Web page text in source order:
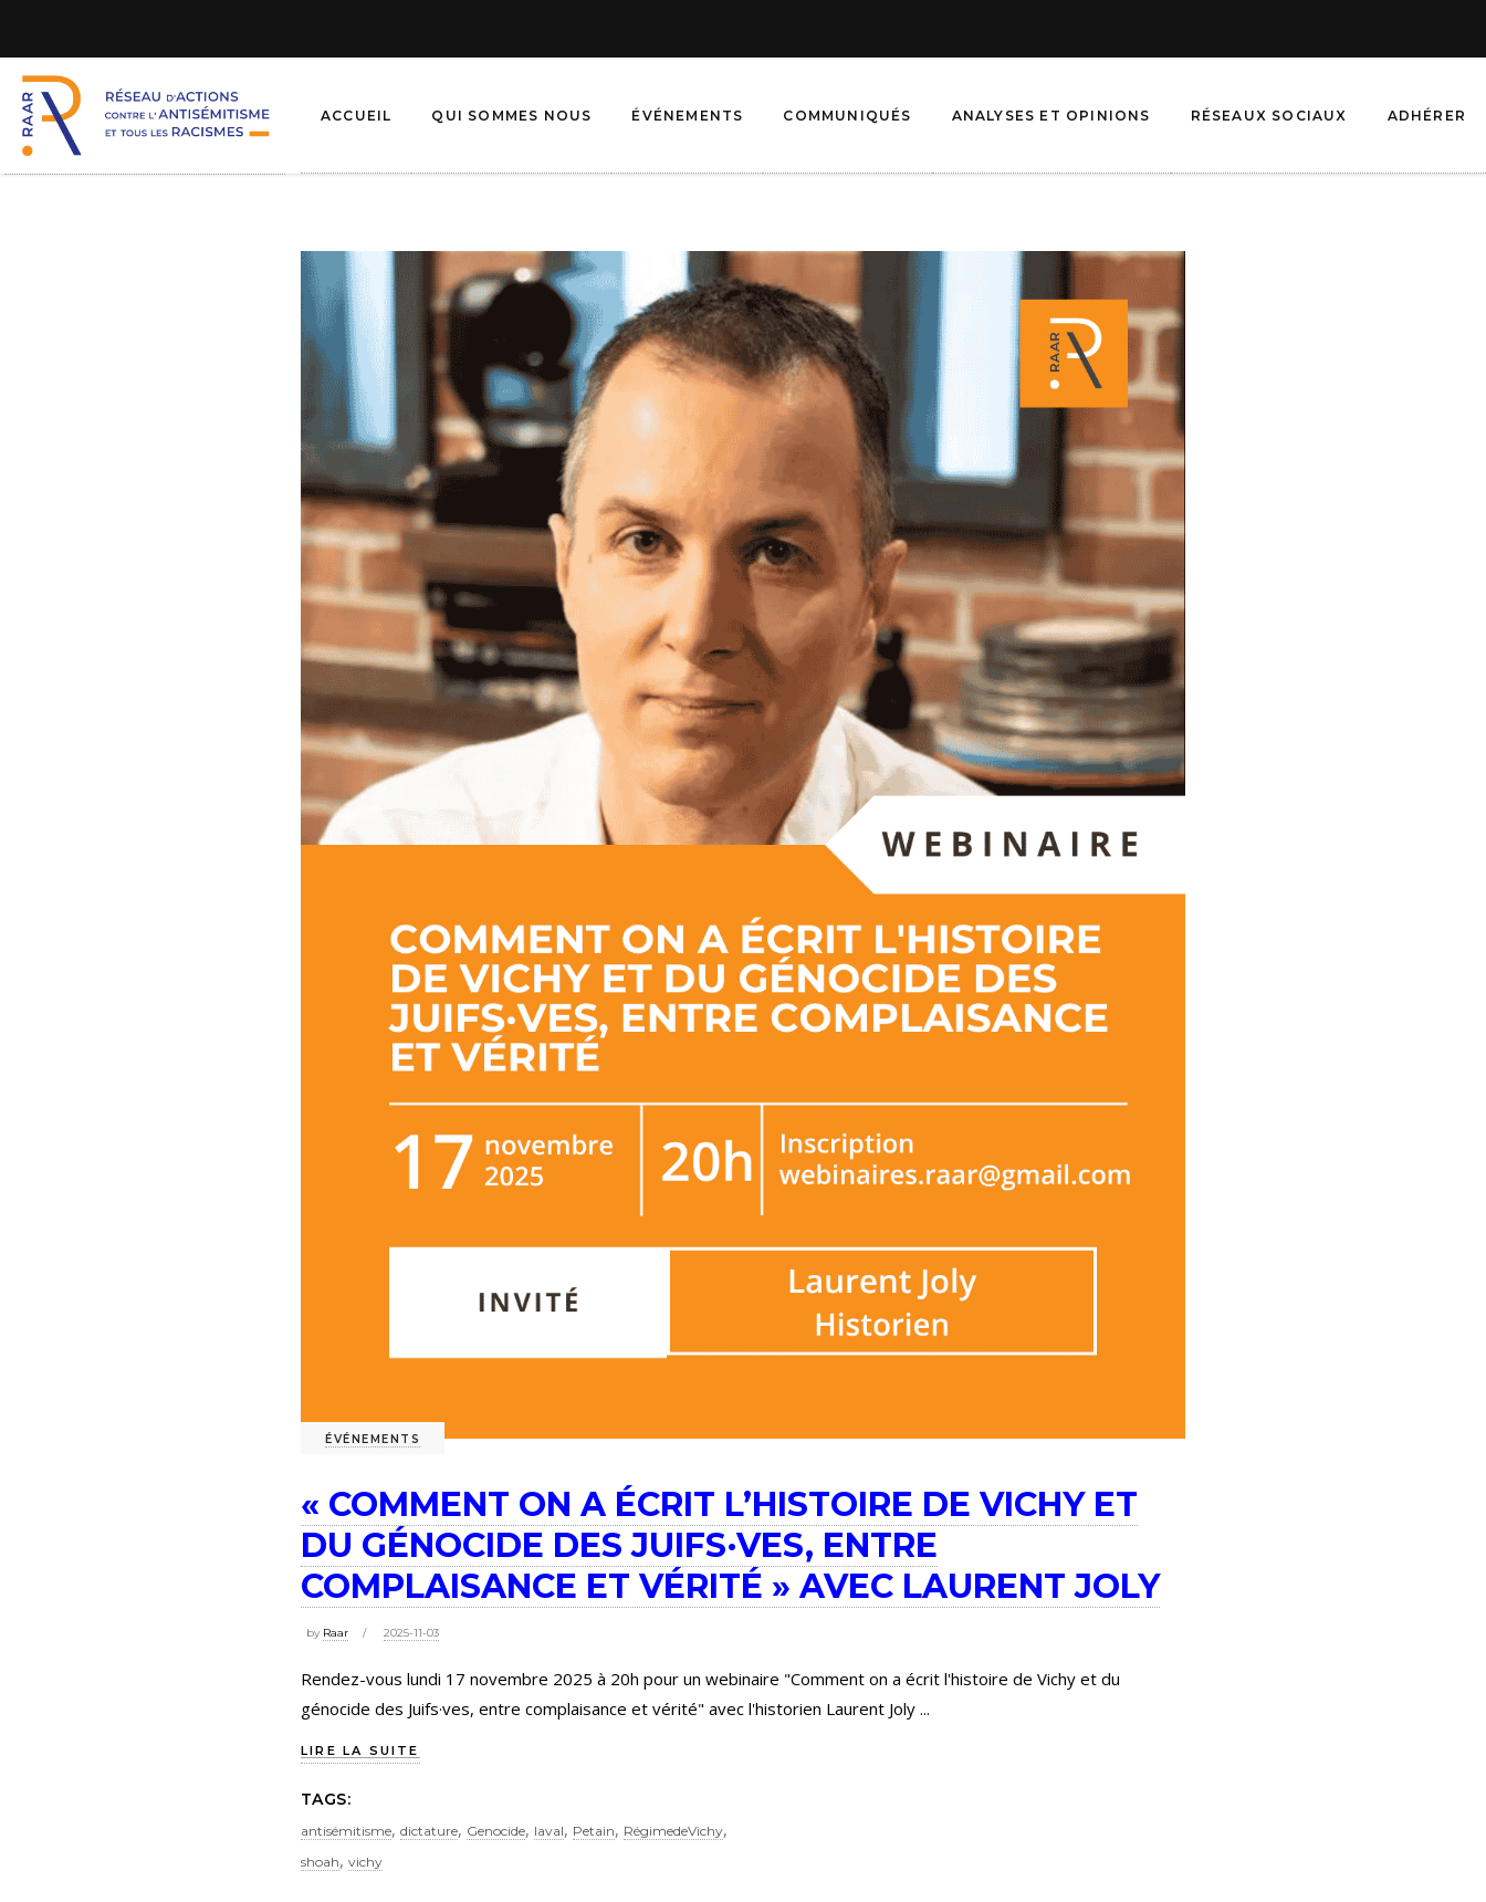
ACCUEIL QUI SOMMES NOUS ÉVÉNEMENTS COMMUNIQUÉS ANALYSES ET OPINIONS RÉSEAUX SOCIAUX ADHÉRER
ÉVÉNEMENTS
« COMMENT ON A ÉCRIT L’HISTOIRE DE VICHY ET
DU GÉNOCIDE DES JUIFS·VES, ENTRE
COMPLAISANCE ET VÉRITÉ » AVEC LAURENT JOLY
by Raar 2025-11-03
Rendez-vous lundi 17 novembre 2025 à 20h pour un webinaire "Comment on a écrit l'histoire de Vichy et du
génocide des Juifs·ves, entre complaisance et vérité" avec l'historien Laurent Joly
LIRE LA SUITE
TAGS:
antisémitisme, dictature, Genocide, laval, Petain, RégimedeVichy,
shoah, vichy